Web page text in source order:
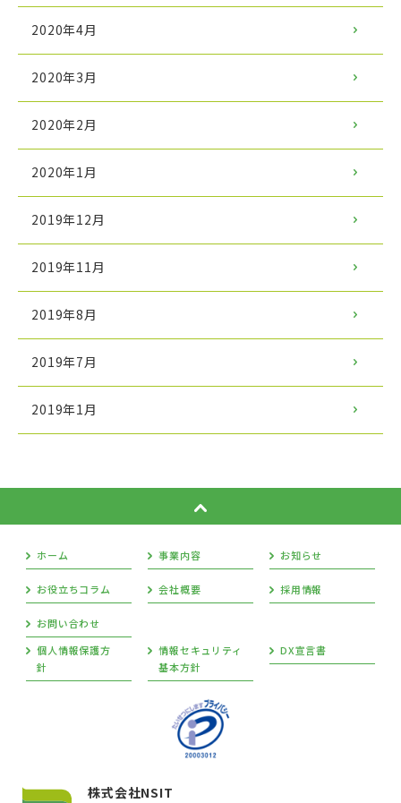
2020年4月
2020年3月
2020年2月
2020年1月
2019年12月
2019年11月
2019年8月
2019年7月
2019年1月
ホーム 事業内容 お知らせ
お役立ちコラム 会社概要 採用情報
お問い合わせ
個人情報保護方
針
情報セキュリティ
基本方針
DX宣言書
株式会社NSIT